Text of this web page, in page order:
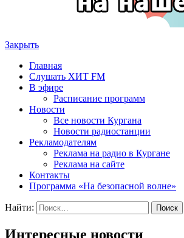
Закрыть
Главная
Слушать ХИТ FM
В эфире
Расписание программ
Новости
Все новости Кургана
Новости радиостанции
Рекламодателям
Реклама на радио в Кургане
Реклама на сайте
Контакты
Программа «На безопасной волне»
Найти:
Интересные новости